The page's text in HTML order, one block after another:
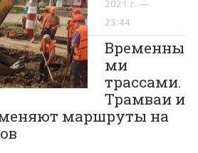
2021 г. —
23:44
Временны
ми
трассами.
Трамваи и
маршруты на